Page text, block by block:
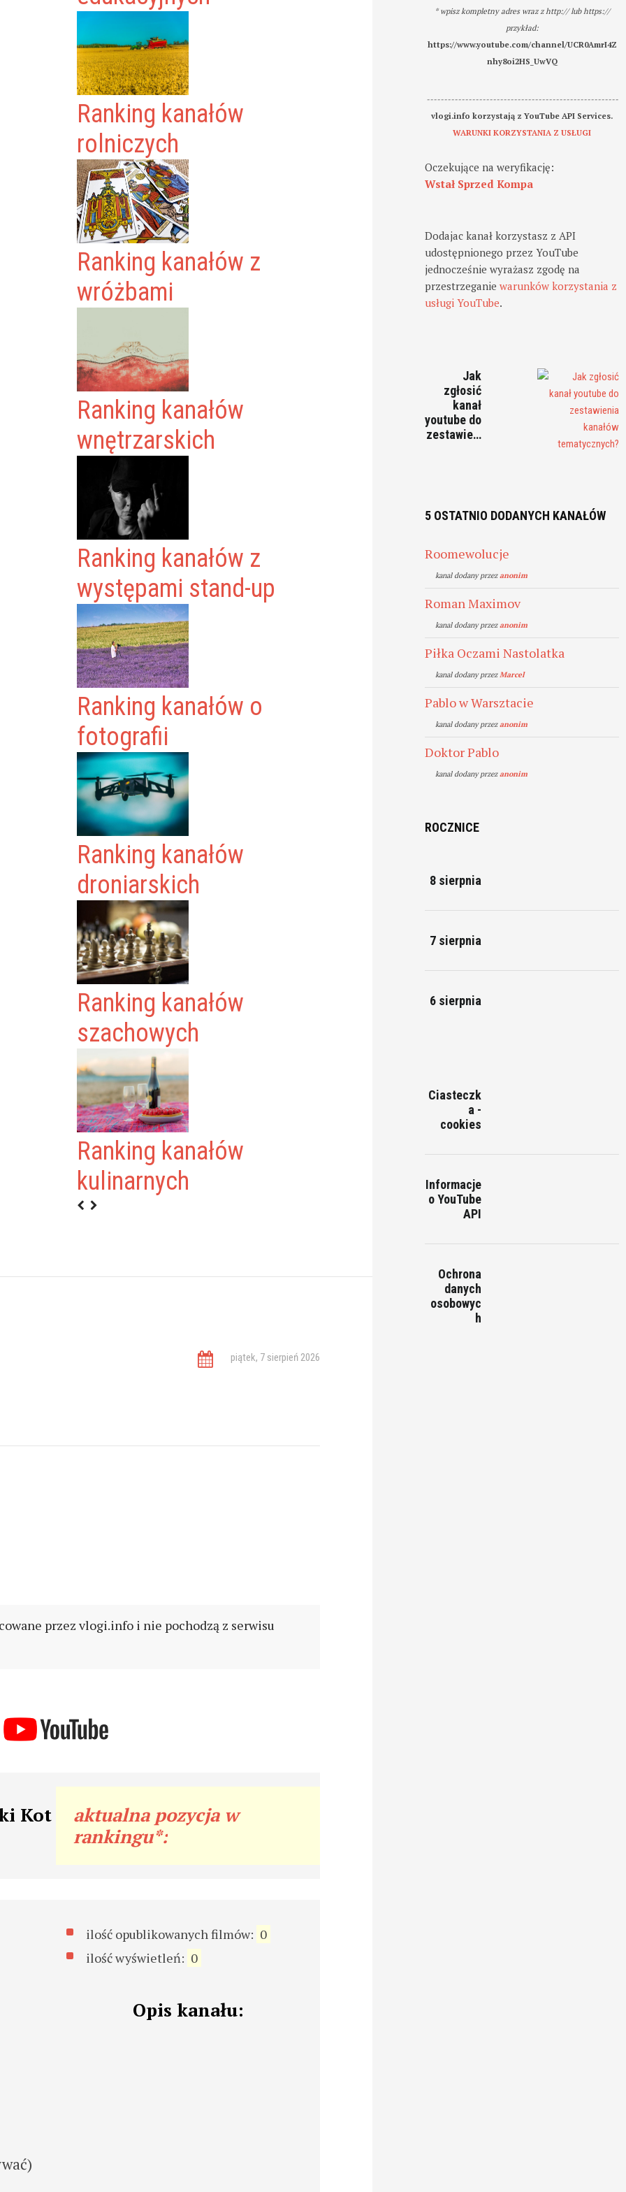
Ranking kanałów
rolniczych
Ranking kanałów z
wróżbami
Ranking kanałów
wnętrzarskich
Ranking kanałów z
występami stand-up
Ranking kanałów o
fotografii
Ranking kanałów
droniarskich
Ranking kanałów
szachowych
Ranking kanałów
kulinarnych
piątek, 7 sierpień 2026
przez vlogi.info i nie pochodzą z serwisu
Kot
aktualna pozycja w
rankingu*:
ilość opublikowanych filmów: 0
ilość wyświetleń: 0
Opis kanału:
* wpisz kompletny adres wraz z http:// lub https://
przykład:
https://www.youtube.com/channel/UCR0AmrI4Z
nhy8oi2HS_UwVQ
-------------------------------------------------------
vlogi.info korzystają z YouTube API Services.
WARUNKI KORZYSTANIA Z USŁUGI
Oczekujące na weryfikację:
Wstał Sprzed Kompa
Dodajac kanał korzystasz z API
udostępnionego przez YouTube
jednocześnie wyrażasz zgodę na
przestrzeganiewarunków korzystania z
usługi YouTube.
Jak
zgłosić
kanał
youtube do
zestawie…
5 OSTATNIO DODANYCH KANAŁÓW
Roomewolucje
kanal dodany przezanonim
Roman Maximov
kanal dodany przezanonim
Piłka Oczami Nastolatka
kanal dodany przezMarcel
Pablo w Warsztacie
kanal dodany przezanonim
Doktor Pablo
kanal dodany przezanonim
ROCZNICE
8 sierpnia
7 sierpnia
6 sierpnia
Ciasteczk
a -
cookies
Informacje
o YouTube
API
Ochrona
danych
osobowyc
h